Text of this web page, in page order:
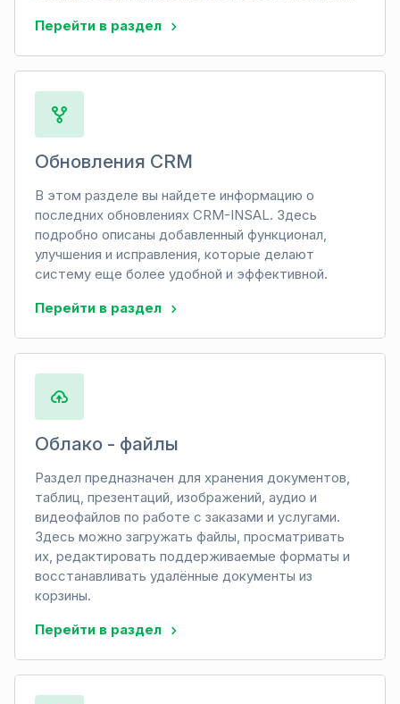
Перейти в раздел
Обновления CRM
В этом разделе вы найдете информацию о
последних обновлениях CRM-INSAL. Здесь
подробно описаны добавленный функционал,
улучшения и исправления, которые делают
систему еще более удобной и эффективной.
Перейти в раздел
Облако - файлы
Раздел предназначен для хранения документов,
таблиц, презентаций, изображений, аудио и
видеофайлов по работе с заказами и услугами.
Здесь можно загружать файлы, просматривать
их, редактировать поддерживаемые форматы и
восстанавливать удалённые документы из
корзины.
Перейти в раздел